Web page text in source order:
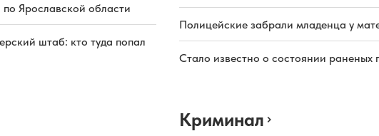
Ярославской области
штаб: кто туда попал
Полицейские забрали младенца у
Стало известно о состоянии
Криминал